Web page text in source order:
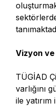
Vizyon
TÜGİAD
varlığını
ile